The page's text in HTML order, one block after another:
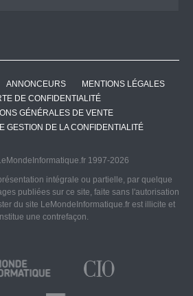
ANNONCEURS
MENTIONS LÉGALES
DE CONFIDENTIALITÉ
GÉNÉRALES DE VENTE
GESTION DE LA CONFIDENTIALITÉ
1997-2026
intégrale ou partielle, par quelque
publiées sur ce site, faite sans l'autorisation
du site LeMondeInformatique.fr est illicite et
une contrefaçon.